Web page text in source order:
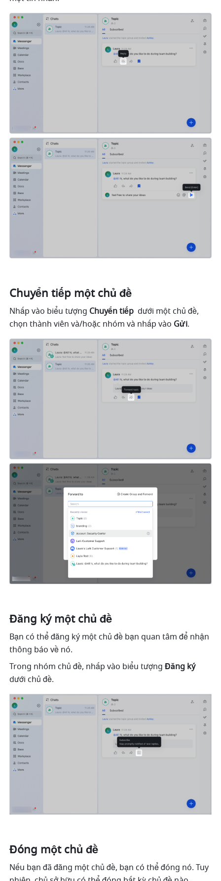
Chuyển tiếp một chủ đề
Nhấp vào biểu tượng Chuyển tiếp dưới một chủ đề,
chọn thành viên và/hoặc nhóm và nhấp vào Gửi.
Đăng ký một chủ đề
Bạn có thể đăng ký một chủ đề bạn quan tâm để nhận
thông báo về nó.
Trong nhóm chủ đề, nhấp vào biểu tượng Đăng ký
dưới chủ đề.
Đóng một chủ đề
Nếu bạn đã đăng một chủ đề, bạn có thể đóng nó. Tuy